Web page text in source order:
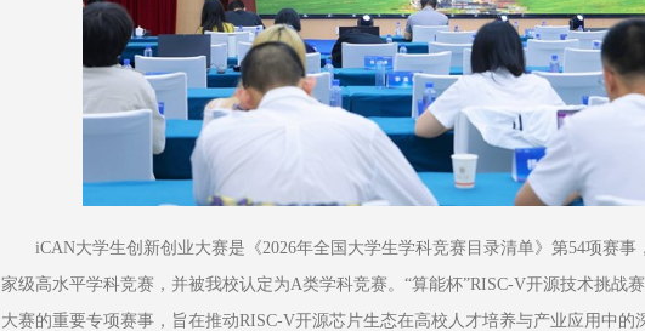
iCAN大学生创新创业大赛是《2026年全国大学生学科竞赛目录清单》第54项赛事
家级高水平学科竞赛，并被我校认定为A类学科竞赛。“算能杯”RISC-V开源技术挑战
大赛的重要专项赛事，旨在推动RISC-V开源芯片生态在高校人才培养与产业应用中的